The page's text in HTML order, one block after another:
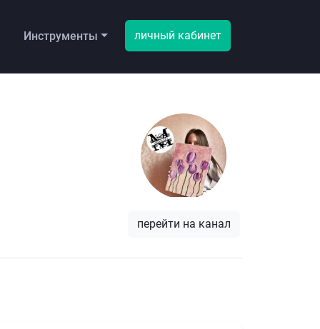
Инструменты личный кабинет
перейти на канал